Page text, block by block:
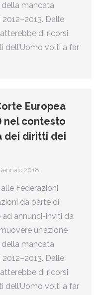
della mancata
Dalle
di ricorsi
dell’Uomo volti a far
Europea
nel contesto
dei diritti dei
2018
Federazioni
da parte di
annunci-inviti da
un’azione
della mancata
Dalle
di ricorsi
dell’Uomo volti a far